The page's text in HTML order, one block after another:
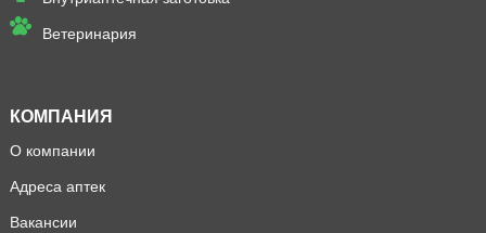
Ветеринария
КОМПАНИЯ
О компании
Адреса аптек
Вакансии